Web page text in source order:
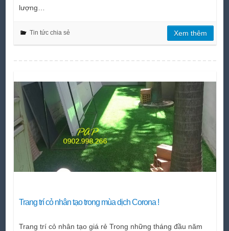
lượng…
Tin tức chia sẻ Xem thêm
Trang trí cỏ nhân tạo trong mùa dịch Corona !
Trang trí cỏ nhân tạo giá rẻ Trong những tháng đầu năm